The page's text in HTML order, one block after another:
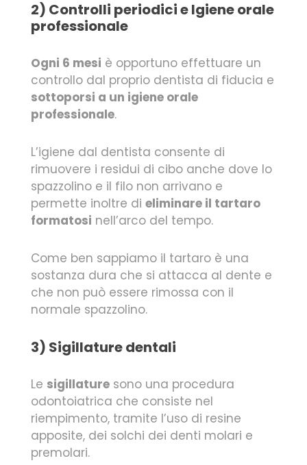
2) Controlli periodici e Igiene orale
professionale
Ogni 6 mesi è opportuno effettuare un
controllo dal proprio dentista di fiducia e
sottoporsi a un igiene orale
professionale.
L’igiene dal dentista consente di
rimuovere i residui di cibo anche dove lo
spazzolino e il filo non arrivano e
permette inoltre di eliminare il tartaro
formatosi nell’arco del tempo.
Come ben sappiamo il tartaro è una
sostanza dura che si attacca al dente e
che non può essere rimossa con il
normale spazzolino.
3) Sigillature dentali
Le sigillature sono una procedura
odontoiatrica che consiste nel
riempimento, tramite l’uso di resine
apposite, dei solchi dei denti molari e
premolari.